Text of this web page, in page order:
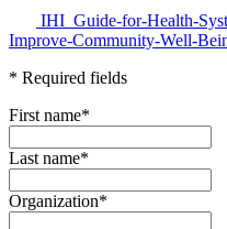
IHI_Guide-for-Health-
Improve-Community-Well-
* Required fields
First name*
Last name*
Organization*